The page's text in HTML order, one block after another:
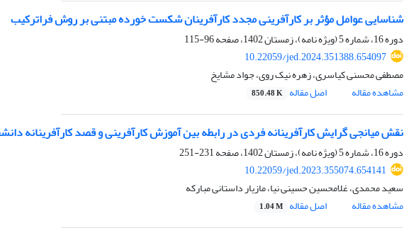
شناسایی عوامل مؤثر بر کارآفرینی مجدد کارآفرینان شکست خورده مبتنی بر روش فراترکیب
دوره 16، شماره 5 (ویژه نامه)، زمستان 1402، صفحه
96-115
10.22059/jed.2024.351388.654097
مصطفی محسنی کیاسری، زهره نیک روی، جواد مشایخ
مشاهده مقاله
اصل مقاله 850.48 K
نقش میانجی گرایش کارآفرینانه فردی در رابطه بین آموزش کارآفرینی و قصد کارآفرینانه
دوره 16، شماره 5 (ویژه نامه)، زمستان 1402، صفحه
231-251
10.22059/jed.2023.355074.654141
سعید محمدی، غلامحسین حسینی نیا، مازیار داستانی مبارکه
مشاهده مقاله
اصل مقاله 1.04 M